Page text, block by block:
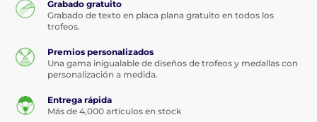
Grabado gratuito
Grabado de texto en placa plana gratuito en todos los
trofeos.
Premios personalizados
Una gama inigualable de diseños de trofeos y medallas con
personalización a medida.
Entrega rápida
Más de 4,000 artículos en stock